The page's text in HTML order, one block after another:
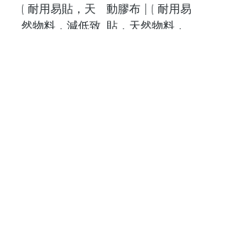
( 耐用易貼，天
然物料，減低致
動膠布 | ( 耐用易
貼，天然物料，